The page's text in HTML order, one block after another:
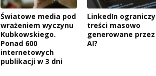
Światowe media pod
wrażeniem wyczynu
Kubkowskiego.
Ponad 600
internetowych
publikacji w 3 dni
LinkedIn ograniczy
treści masowo
generowane przez
AI?